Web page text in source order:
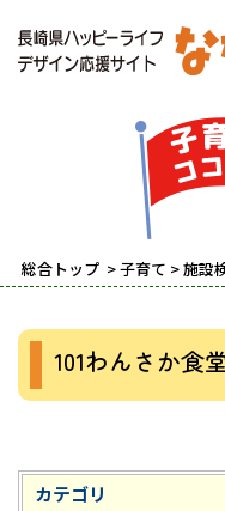
総合トップ >子育て >施設
101わんさか食
カテゴリ